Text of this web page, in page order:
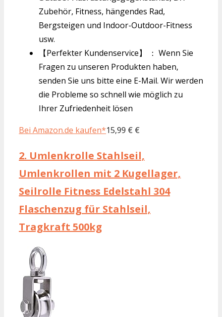
Zubehör, Fitness, hängendes Rad,
Bergsteigen und Indoor-Outdoor-Fitness
usw.
【Perfekter Kundenservice】 ： Wenn Sie
Fragen zu unseren Produkten haben,
senden Sie uns bitte eine E-Mail. Wir werden
die Probleme so schnell wie möglich zu
Ihrer Zufriedenheit lösen
Bei Amazon.de kaufen*15,99 € €
2. Umlenkrolle Stahlseil,
Umlenkrollen mit 2 Kugellager,
Seilrolle Fitness Edelstahl 304
Flaschenzug für Stahlseil,
Tragkraft 500kg